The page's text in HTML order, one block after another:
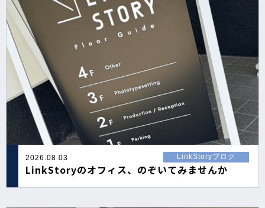
2026.08.03 LinkStoryブログ
LinkStoryのオフィス、のぞいてみませんか